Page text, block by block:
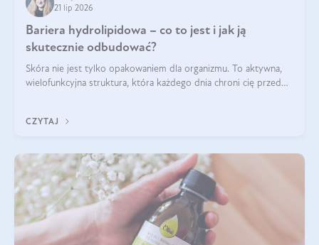
21 lip 2026
Bariera hydrolipidowa – co to jest i jak ją
skutecznie odbudować?
Skóra nie jest tylko opakowaniem dla organizmu. To aktywna,
wielofunkcyjna struktura, która każdego dnia chroni cię przed
bariera hydrolipidowa.
CZYTAJ